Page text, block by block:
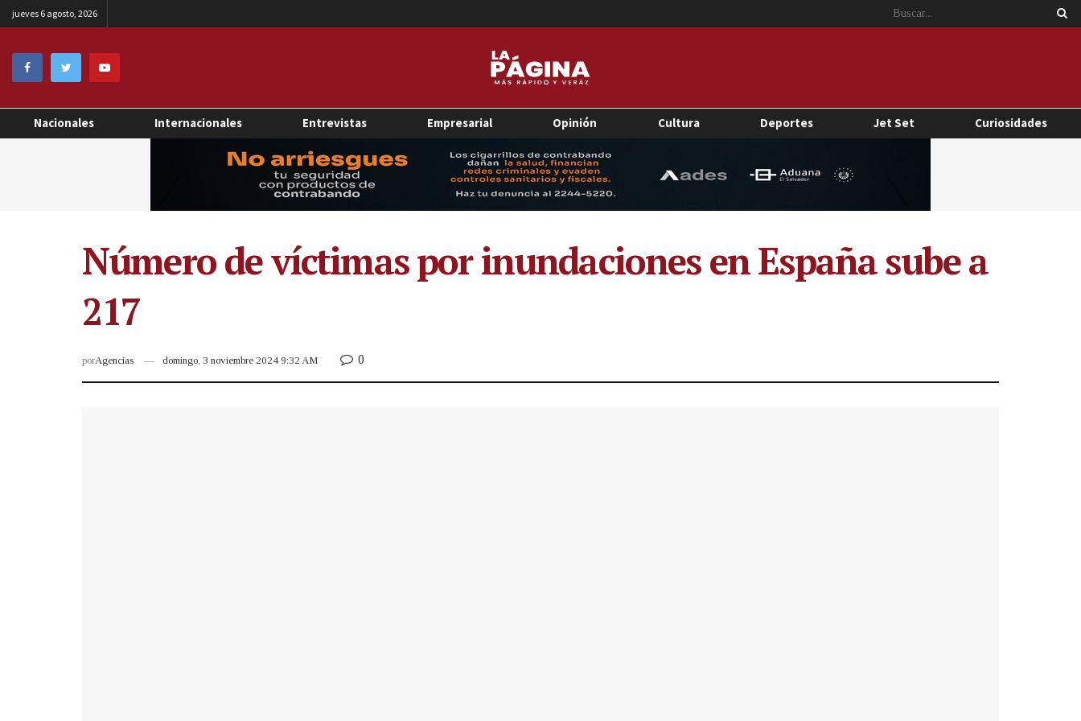
jueves 6 agosto, 2026
Nacionales Internacionales Entrevistas Empresarial Opinión Cultura Deportes Jet Set Curiosidades
Número de víctimas por inundaciones en España sube a
217
porAgencias domingo, 3 noviembre 2024 9:32 AM 0